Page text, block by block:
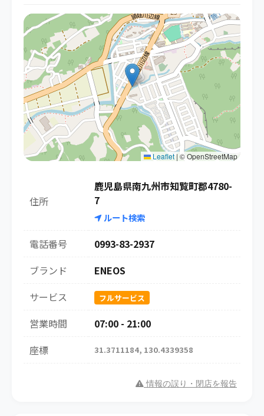
Leaflet | © OpenStreetMap
住所
鹿児島県南九州市知覧町郡4780-
7
ルート検索
電話番号
0993-83-2937
ブランド
ENEOS
サービス
フルサービス
営業時間
07:00 - 21:00
座標
31.3711184, 130.4339358
情報の誤り・閉店を報告